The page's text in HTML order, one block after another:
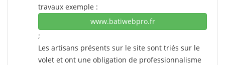
travaux exemple :
www.batiwebpro.fr
;
Les artisans présents sur le site sont triés sur le
volet et ont une obligation de professionnalisme